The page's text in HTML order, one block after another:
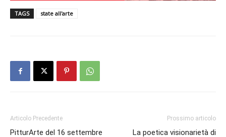
TAGS state all'arte
Articolo Precedente
PitturArte del 16 settembre
Prossimo articolo
La poetica visionarietà di